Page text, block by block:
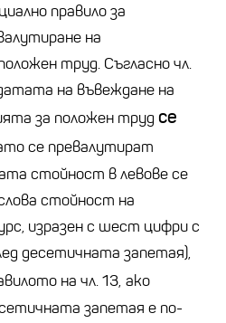
правило за
на
труд. Съгласно чл.
на въвеждане на
за положен труд се
се превалутират
стойност в левове се
стойност на
изразен с шест цифри с
десетичната запетая),
на чл. 13, ако
запетая е по-